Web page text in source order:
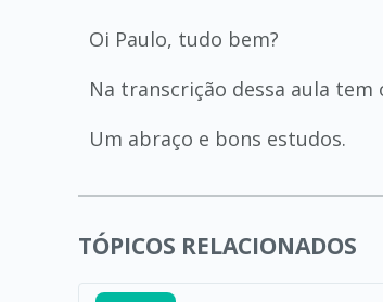
Oi Paulo, tudo bem?
Na transcrição dessa aula tem
Um abraço e bons estudos.
TÓPICOS RELACIONADOS